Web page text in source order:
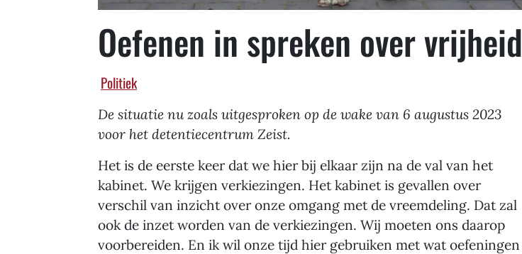
Oefenen in spreken over vrijheid
Politiek
De situatie nu zoals uitgesproken op de wake van 6 augustus 2023
voor het detentiecentrum Zeist.
Het is de eerste keer dat we hier bij elkaar zijn na de val van het
kabinet. We krijgen verkiezingen. Het kabinet is gevallen over
verschil van inzicht over onze omgang met de vreemdeling. Dat zal
ook de inzet worden van de verkiezingen. Wij moeten ons daarop
voorbereiden. En ik wil onze tijd hier gebruiken met wat oefeningen